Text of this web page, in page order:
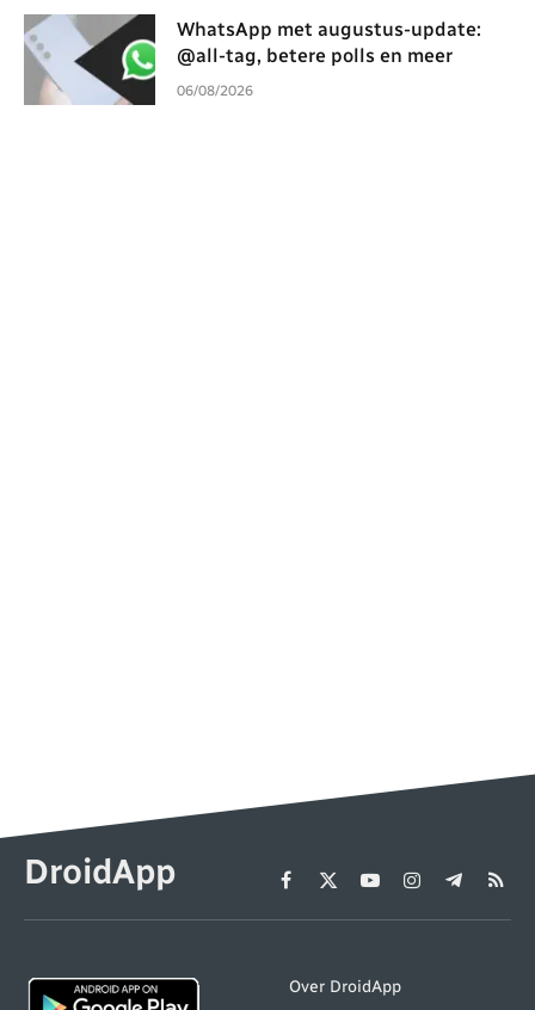
WhatsApp met augustus-update:
@all-tag, betere polls en meer
06/08/2026
DroidApp Facebook
X
(Twitter)
YouTubeInstagram
Telegram
RSS
Over DroidApp